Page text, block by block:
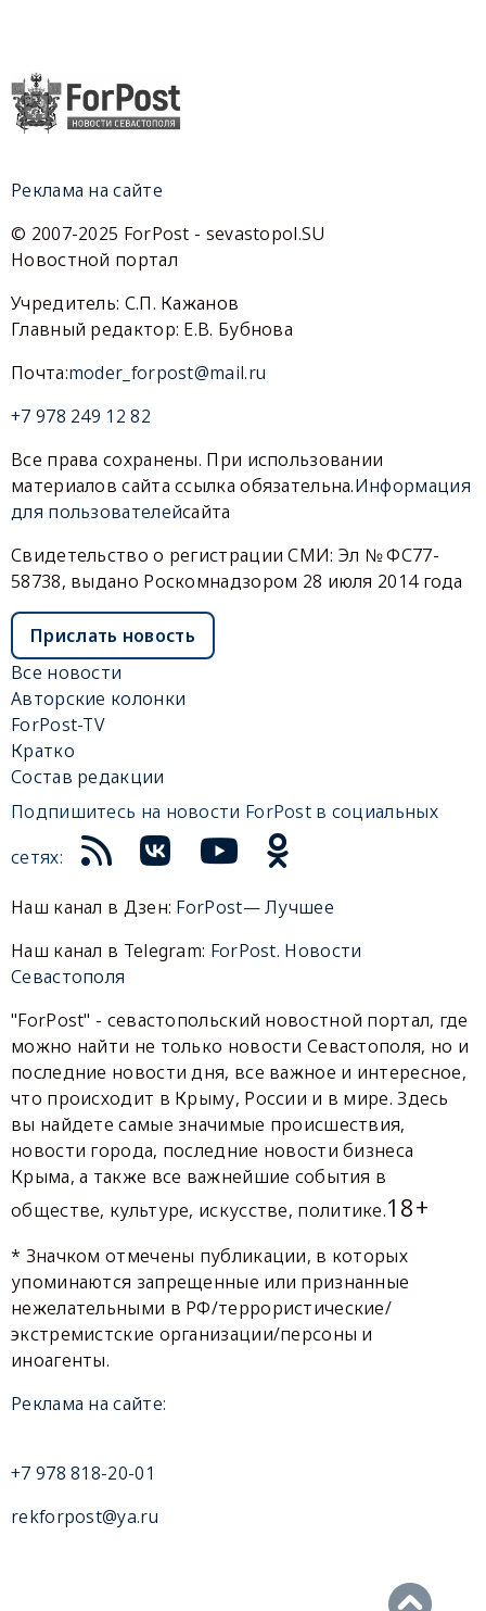
Реклама на сайте
© 2007-2025 ForPost - sevastopol.SU
Новостной портал
Учредитель: С.П. Кажанов
Главный редактор: Е.В. Бубнова
Почта:moder_forpost@mail.ru
+7 978 249 12 82
Все права сохранены. При использовании
материалов сайта ссылка обязательна.Информация
для пользователейсайта
Свидетельство о регистрации СМИ: Эл № ФС77-
58738, выдано Роскомнадзором 28 июля 2014 года
Прислать новость
Все новости
Авторские колонки
ForPost-TV
Кратко
Состав редакции
Подпишитесь на новости ForPost в социальных
сетях:
Наш канал в Дзен: ForPost— Лучшее
Наш канал в Telegram: ForPost. Новости
Севастополя
"ForPost" - севастопольский новостной портал, где
можно найти не только новости Севастополя, но и
последние новости дня, все важное и интересное,
что происходит в Крыму, России и в мире. Здесь
вы найдете самые значимые происшествия,
новости города, последние новости бизнеса
Крыма, а также все важнейшие события в
обществе, культуре, искусстве, политике.18+
* Значком отмечены публикации, в которых
упоминаются запрещенные или признанные
нежелательными в РФ/террористические/
экстремистские организации/персоны и
иноагенты.
Реклама на сайте:
+7 978 818-20-01
rekforpost@ya.ru